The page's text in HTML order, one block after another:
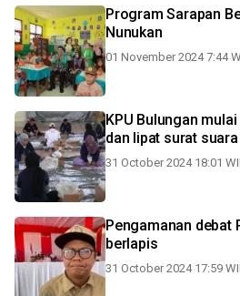
Program Sarapan
Nunukan
01 November 2024 7:44
KPU Bulungan
dan lipat surat suara
31 October 2024 18:01
Pengamanan debat
berlapis
31 October 2024 17:59